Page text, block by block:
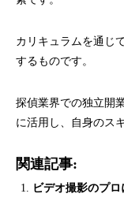
カリキュラムを通じ
するものです。
探偵業界での独立開
に活用し、自身のス
関連記事:
ビデオ撮影のプ